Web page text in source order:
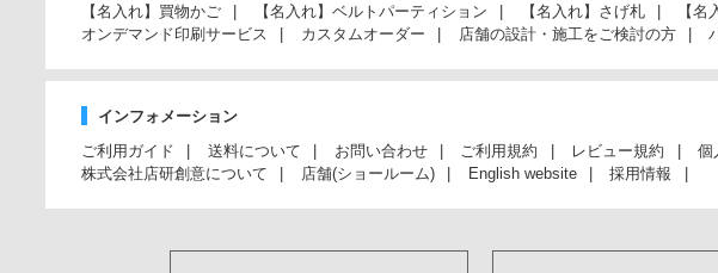
【名入れ】買物かご
【名入れ】ベルトパーティション 【名入れ】さげ札 【
オンデマンド印刷サービス
カスタムオーダー 店舗の設計・施工をご検討の方
インフォメーション
ご利用ガイド
送料について お問い合わせ ご利用規約 レビュー規約 個
株式会社店研創意について
店舗(ショールーム) English website 採用情報